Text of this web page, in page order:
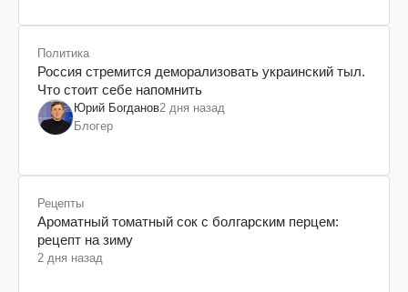
Политика
Россия стремится деморализовать украинский тыл.
Что стоит себе напомнить
Юрий Богданов2 дня назад
Блогер
Рецепты
Ароматный томатный сок с болгарским перцем:
рецепт на зиму
2 дня назад